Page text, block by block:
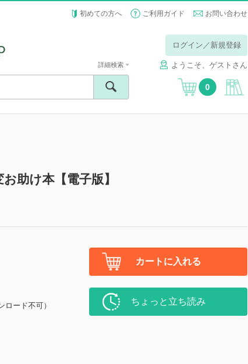
初めての方へ ご利用ガイド お問い合わせ
ログイン／新規登録
ようこそ、ゲストさん
詳細検索
0
助け本【電子版】
ロード不可）
カートに入れる
ちょっと立ち読み